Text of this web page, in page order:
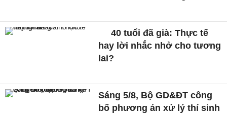
40 tuổi đã già: Thực tế
hay lời nhắc nhở cho tương
lai?
Sáng 5/8, Bộ GD&ĐT công
bố phương án xử lý thí sinh